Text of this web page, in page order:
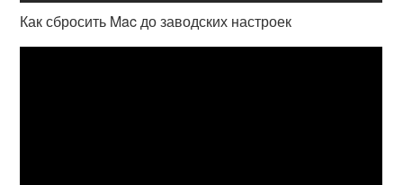
Как сбросить Mac до заводских настроек